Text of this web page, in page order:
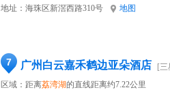
地址： 海珠区新滘西路310号 地图
7 广州白云嘉禾鹤边亚朵酒店
[
区域：距离荔湾湖的直线距离约7.22公里